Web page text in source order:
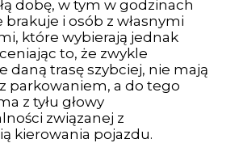
dobę, w tym w godzinach
brakuje i osób z własnymi
które wybierają jednak
to, że zwykle
daną trasę szybciej, nie mają
parkowaniem, a do tego
z tyłu głowy
związanej z
kierowania pojazdu.